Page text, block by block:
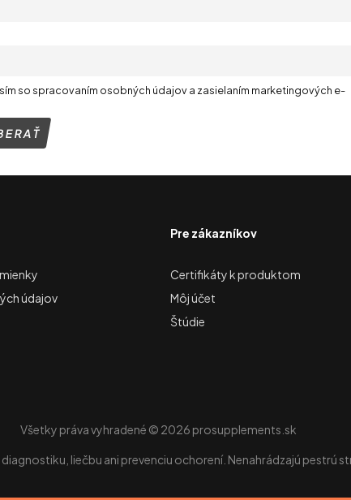
so spracovaním osobných údajov a zasielaním marketingových e-
údajov
Pre zákazníkov
Certifikáty k produktom
Môj účet
Štúdie
Všetky práva vyhradené © 2026 prosupplements.sk
diagnostiku, liečbu ani prevenciu ochorení. Nenahrádzajú pestrú